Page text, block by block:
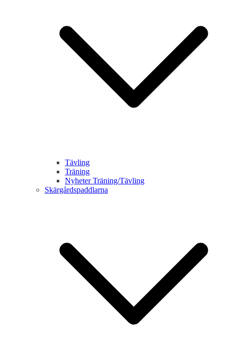
Tävling
Träning
Nyheter Träning/Tävling
Skärgårdspaddlarna